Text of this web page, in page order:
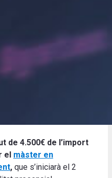
de 4.500€ de l’import
el màster en
, que s’iniciarà el 2